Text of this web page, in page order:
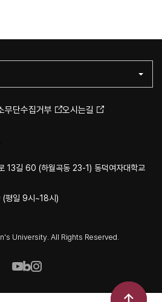
무단수집거부 오시는길
13길 60 (하월곡동 23-1) 동덕여자대학교
일 9시~18시)
University. All Rights Reserved.